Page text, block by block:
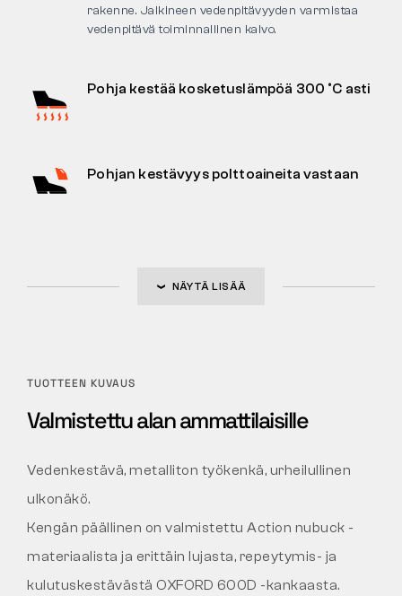
rakenne. Jalkineen vedenpitävyyden varmistaa
vedenpitävä toiminnallinen kalvo.
Pohja kestää kosketuslämpöä 300 °C asti
Pohjan kestävyys polttoaineita vastaan
NÄYTÄ LISÄÄ
TUOTTEEN KUVAUS
Valmistettu alan ammattilaisille
Vedenkestävä, metalliton työkenkä, urheilullinen
ulkonäkö.
Kengän päällinen on valmistettu Action nubuck -
materiaalista ja erittäin lujasta, repeytymis- ja
kulutuskestävästä OXFORD 600D -kankaasta.